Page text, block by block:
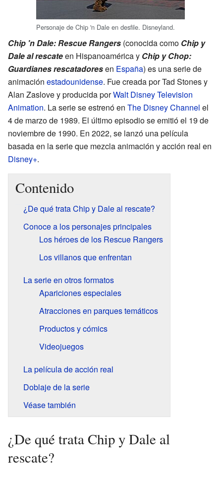
Personaje de Chip 'n Dale en desfile. Disneyland.
Chip 'n Dale: Rescue Rangers (conocida como Chip y
Dale al rescateen Hispanoamérica y Chip y Chop:
Guardianes rescatadoresen España) es una serie de
animación estadounidense. Fue creada por Tad Stones y
Alan Zaslove y producida porWalt Disney Television
Animation. La serie se estrenó en The Disney Channel el
4 de marzo de 1989. El último episodio se emitió el 19 de
noviembre de 1990. En 2022, se lanzó una película
basada en la serie que mezcla animación y acción real en
Disney+.
Contenido
¿De qué trata Chip y Dale al rescate?
Conoce a los personajes principales
Los héroes de los Rescue Rangers
Los villanos que enfrentan
La serie en otros formatos
Apariciones especiales
Atracciones en parques temáticos
Productos y cómics
Videojuegos
La película de acción real
Doblaje de la serie
Véase también
¿De qué trata Chip y Dale al
rescate?